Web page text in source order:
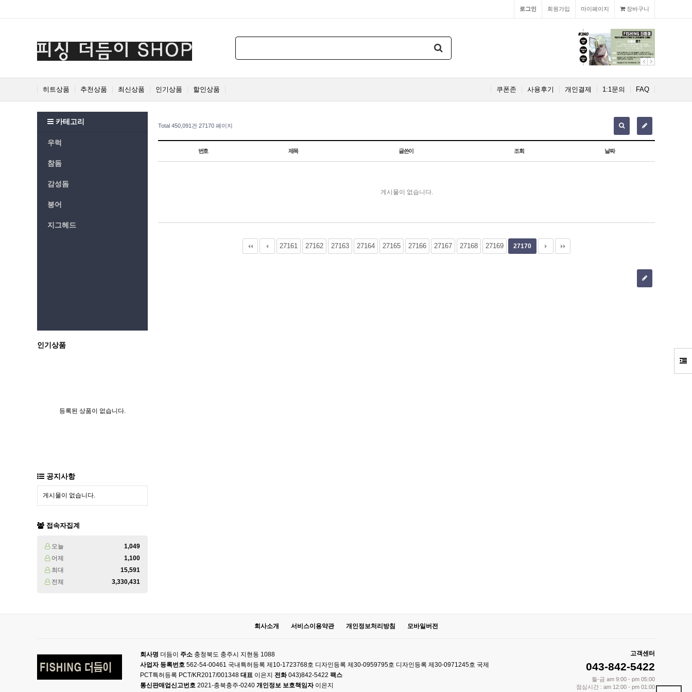
장바구니
마이페이지
회원가입
로그인
PrevNext
히트상품 추천상품 최신상품 인기상품 할인상품 FAQ
1:1문의
개인결제
사용후기
쿠폰존
카테고리
우럭
참돔
감성돔
붕어
지그헤드
인기상품
등록된 상품이 없습니다.
공지사항
게시물이 없습니다.
접속자집계
오늘
1,049
어제
1,100
최대
15,591
전체
3,330,431
Total 450,091건 27170 페이지
번호 제목 글쓴이 조회 날짜
게시물이 없습니다.
27161 27162 27163 27164 27165 27166 27167 27168 27169 27170
다음 맨끝
회사소개 서비스이용약관 개인정보처리방침 모바일버전
회사명 더듬이 주소 충청북도 충주시 지현동 1088
사업자 등록번호 562-54-00461 국내특허등록 제10-1723768호 디자인등록 제30-0959795호 디자인등록 제30-0971245호 국제
PCT특허등록 PCT/KR2017/001348 대표 이은지 전화043)842-5422 팩스
통신판매업신고번호 2021-충북충주-0240 개인정보 보호책임자이은지
고객센터
043-842-5422
월-금 am 9:00 - pm 05:00
점심시간 : am 12:00 - pm 01:00